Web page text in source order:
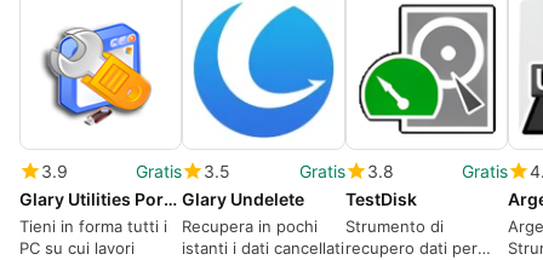
3.9
Gratis
Glary Utilities Portable
Tieni in forma tutti i
PC su cui lavori
3.5
Gratis
Glary Undelete
Recupera in pochi
istanti i dati cancellati
3.8
Gratis
TestDisk
Strumento di
recupero dati per